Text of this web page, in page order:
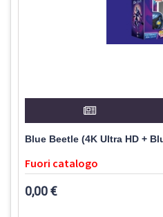
Blue Beetle (4K Ultra HD +
Fuori catalogo
0,00 €